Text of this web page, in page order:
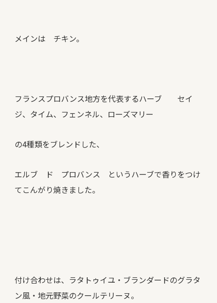
メインは チキン。
フランスプロバンス地方を代表するハーブ セイ
ジ、タイム、フェンネル、ローズマリー
の4種類をブレンドした、
エルブ ド プロバンス というハーブで香りをつけ
てこんがり焼きました。
付け合わせは、ラタトゥイユ・ブランダードのグラタ
ン風・地元野菜のクールテリーヌ。